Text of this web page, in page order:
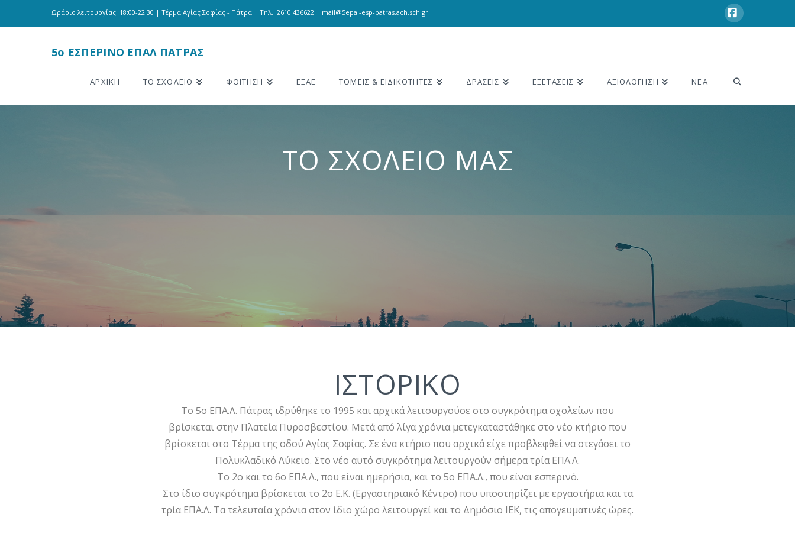
Ωράριο λειτουργίας: 18:00-22:30 | Τέρμα Αγίας Σοφίας - Πάτρα | Τηλ.: 2610 436622 | mail@5epal-esp-patras.ach.sch.gr
Facebook
5o ΕΣΠΕΡΙΝΟ ΕΠΑΛ ΠΑΤΡΑΣ
ΑΡΧΙΚΗ ΤΟ ΣΧΟΛΕΙΟ ΦΟΙΤΗΣΗ ΕΞΑΕ ΤΟΜΕΙΣ & ΕΙΔΙΚΟΤΗΤΕΣ ΔΡΑΣΕΙΣ ΕΞΕΤΑΣΕΙΣ ΑΞΙΟΛΟΓΗΣΗ ΝΕΑ
ΤΟ ΣΧΟΛΕΙΟ ΜΑΣ
ΙΣΤΟΡΙΚΟ
Το 5ο ΕΠΑ.Λ. Πάτρας ιδρύθηκε το 1995 και αρχικά λειτουργούσε στο συγκρότημα σχολείων που
βρίσκεται στην Πλατεία Πυροσβεστίου. Μετά από λίγα χρόνια μετεγκαταστάθηκε στο νέο κτήριο που
βρίσκεται στο Τέρμα της οδού Αγίας Σοφίας. Σε ένα κτήριο που αρχικά είχε προβλεφθεί να στεγάσει το
Πολυκλαδικό Λύκειο. Στο νέο αυτό συγκρότημα λειτουργούν σήμερα τρία ΕΠΑ.Λ.
Το 2ο και το 6ο ΕΠΑ.Λ., που είναι ημερήσια, και το 5ο ΕΠΑ.Λ., που είναι εσπερινό.
Στο ίδιο συγκρότημα βρίσκεται το 2ο Ε.Κ. (Εργαστηριακό Κέντρο) που υποστηρίζει με εργαστήρια και τα
τρία ΕΠΑ.Λ. Τα τελευταία χρόνια στον ίδιο χώρο λειτουργεί και το Δημόσιο ΙΕΚ, τις απογευματινές ώρες.